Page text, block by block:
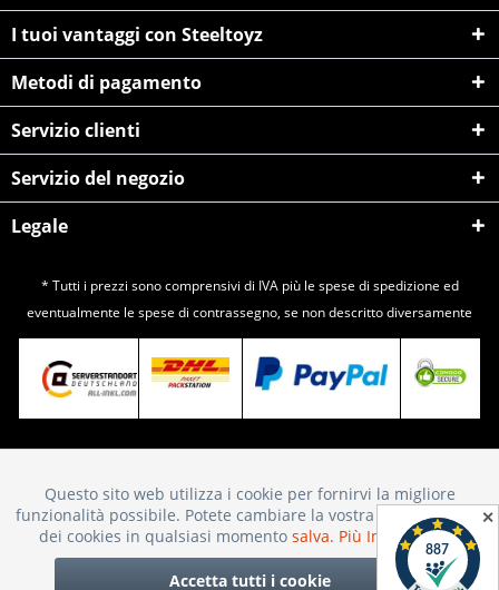
✕
I tuoi vantaggi con Steeltoyz
Metodi di pagamento
Servizio clienti
Servizio del negozio
Legale
* Tutti i prezzi sono comprensivi di IVA più le spese di spedizione ed
eventualmente le spese di contrassegno, se non descritto diversamente
Funktionale Attivo
Marketing Inattivo
Questo sito web utilizza i cookie per fornirvi la migliore
funzionalità possibile. Potete cambiare la vostra scelta sull'uso
dei cookies in qualsiasi momento salva. Più Informazioni
Accetta tutti i cookie